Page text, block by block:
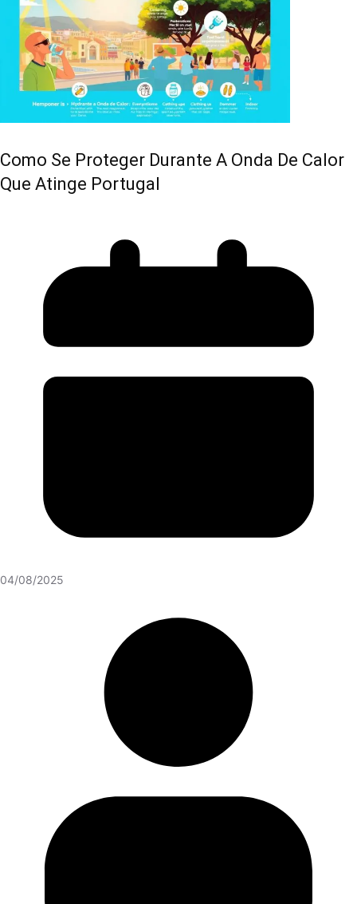
Como Se Proteger Durante A Onda De Calor
Que Atinge Portugal
04/08/2025